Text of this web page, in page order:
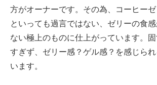
方がオーナーです。その為、コーヒー
といっても過言ではない、ゼリーの食
ない極上のものに仕上がっています。
すぎず、ゼリー感？ゲル感？を感じら
います。